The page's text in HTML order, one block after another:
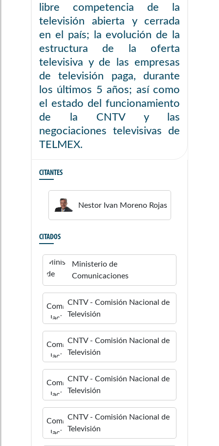
libre competencia de la
televisión abierta y cerrada
en el país; la evolución de la
estructura de la oferta
televisiva y de las empresas
de televisión paga, durante
los últimos 5 años; así como
el estado del funcionamiento
de la CNTV y las
negociaciones televisivas de
TELMEX.
CITANTES
Nestor Ivan Moreno Rojas
CITADOS
Ministerio de
Comunicaciones
CNTV - Comisión Nacional de
Televisión
CNTV - Comisión Nacional de
Televisión
CNTV - Comisión Nacional de
Televisión
CNTV - Comisión Nacional de
Televisión